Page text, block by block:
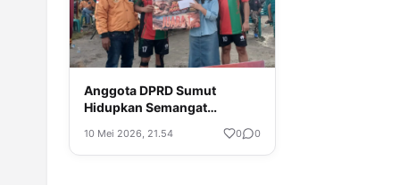
Anggota DPRD Sumut
Hidupkan Semangat
Turnamen Sepakbola
10 Mei 2026, 21.54 0 0